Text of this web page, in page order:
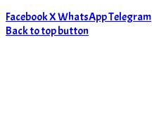
FacebookXWhatsAppTelegram
Back to top button